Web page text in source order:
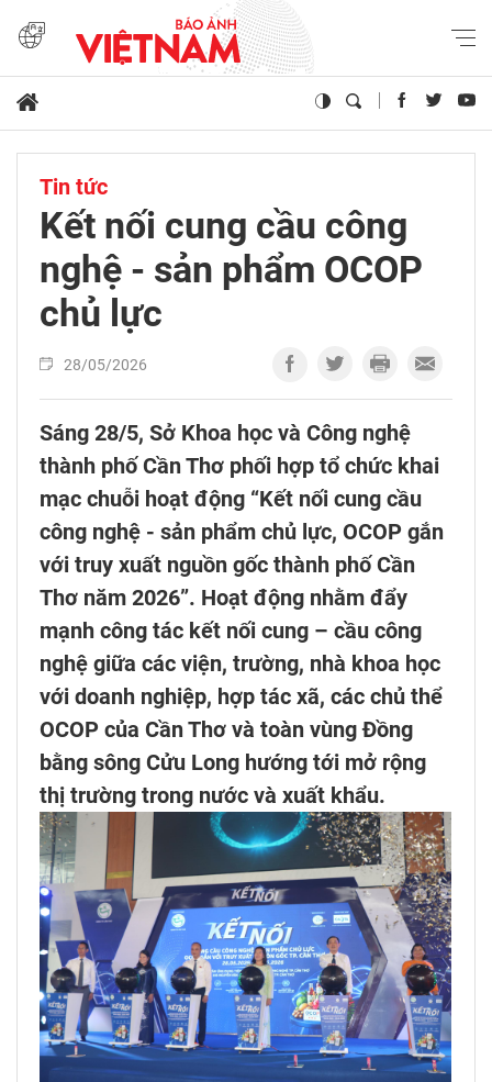
Tin tức
Kết nối cung cầu công
nghệ - sản phẩm OCOP
chủ lực
28/05/2026
Sáng 28/5, Sở Khoa học và Công nghệ
thành phố Cần Thơ phối hợp tổ chức khai
mạc chuỗi hoạt động “Kết nối cung cầu
công nghệ - sản phẩm chủ lực, OCOP gắn
với truy xuất nguồn gốc thành phố Cần
Thơ năm 2026”. Hoạt động nhằm đẩy
mạnh công tác kết nối cung – cầu công
nghệ giữa các viện, trường, nhà khoa học
với doanh nghiệp, hợp tác xã, các chủ thể
OCOP của Cần Thơ và toàn vùng Đồng
bằng sông Cửu Long hướng tới mở rộng
thị trường trong nước và xuất khẩu.